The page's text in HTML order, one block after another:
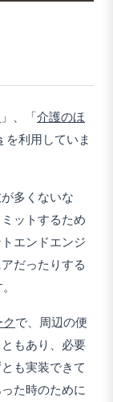
」、「介護のほ
を利用していま
多くないな
ットするため
エンドエンジ
だったりする
で、周辺の便
もあり、必要
も実装できて
た時のために